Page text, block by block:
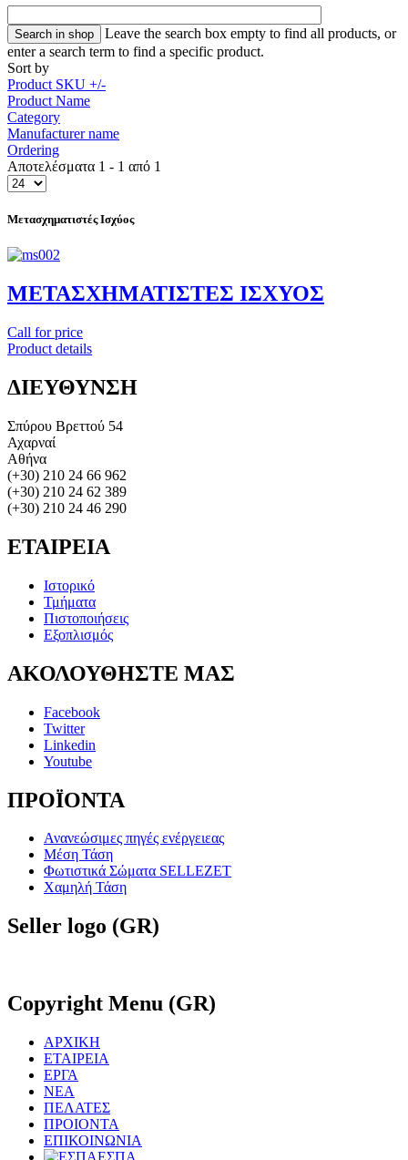
Leave the search box empty to find all products, or
enter a search term to find a specific product.
Sort by
Product SKU +/-
Product Name
Category
Manufacturer name
Ordering
Αποτελέσματα 1 - 1 από 1
Μετασχηματιστές Ισχύος
METAΣΧΗΜΑΤΙΣΤΕΣ ΙΣΧΥΟΣ
Call for price
Product details
ΔΙΕΥΘΥΝΣΗ
Σπύρου Βρεττού 54
Αχαρναί
Αθήνα
(+30) 210 24 66 962
(+30) 210 24 62 389
(+30) 210 24 46 290
ΕΤΑΙΡΕΙΑ
Ιστορικό
Τμήματα
Πιστοποιήσεις
Εξοπλισμός
ΑΚΟΛΟΥΘΗΣΤΕ ΜΑΣ
Facebook
Twitter
Linkedin
Youtube
ΠΡΟΪΟΝΤΑ
Ανανεώσιμες πηγές ενέργειεας
Μέση Τάση
Φωτιστικά Σώματα SELLEZET
Χαμηλή Τάση
Seller logo (GR)
Copyright Menu (GR)
ΑΡΧΙΚΗ
ΕΤΑΙΡΕΙΑ
ΕΡΓΑ
ΝΕΑ
ΠΕΛΑΤΕΣ
ΠΡΟΙΟΝΤΑ
ΕΠΙΚΟΙΝΩΝΙΑ
ΕΣΠΑ